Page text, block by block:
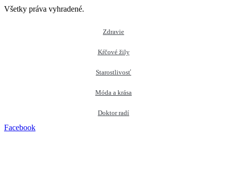
Všetky práva vyhradené.
Zdravie
Kŕčové žily
Starostlivosť
Móda a krása
Doktor radí
Facebook